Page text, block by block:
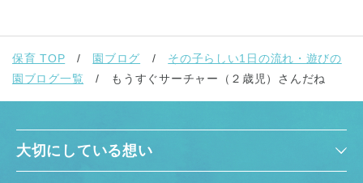
保育 TOP 園ブログ
その子らしい1日の流れ・遊びの
園ブログ一覧
もうすぐサーチャー（２歳児）さんだね
大切にしている想い